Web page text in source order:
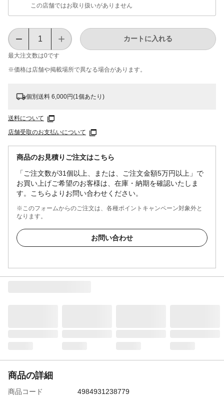
この店舗ではお取り扱いがありません
最大注文数は0です
カートに入れる
※価格は​店舗や​掲載場所で​異なる​場合が​あります。
個別送料 6,000円(1個あたり)
送料について
店舗受取のお支払いについて
商品のお見積りご注文はこちら
「ご注文数が31個以上、または、ご注文金額5万円以上」で
お買い上げご希望のお客様は、在庫・納期を確認いたしま
す。こちらよりお問い合わせください。
※このフォームからのご注文は、各種ポイントキャンペーン対象外と
なります。
お問い合わせ
商品の詳細
商品コード
4984931238779